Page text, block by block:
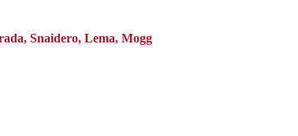
Snaidero, Lema, Mogg